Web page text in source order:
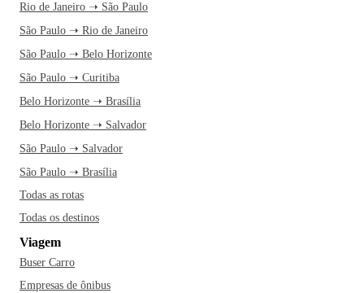
Rio de Janeiro ➝ São Paulo
São Paulo ➝ Rio de Janeiro
São Paulo ➝ Belo Horizonte
São Paulo ➝ Curitiba
Belo Horizonte ➝ Brasília
Belo Horizonte ➝ Salvador
São Paulo ➝ Salvador
São Paulo ➝ Brasília
Todas as rotas
Todas os destinos
Viagem
Buser Carro
Empresas de ônibus